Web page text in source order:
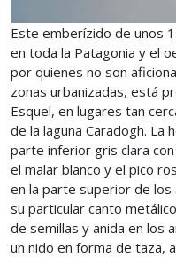
Este emberízido de unos
en toda la Patagonia y el
por quienes no son
zonas urbanizadas, está
Esquel, en lugares tan
de la laguna Caradogh. La
parte inferior gris clara
el malar blanco y el pico
en la parte superior de los
su particular canto
de semillas y anida en los
un nido en forma de taza,